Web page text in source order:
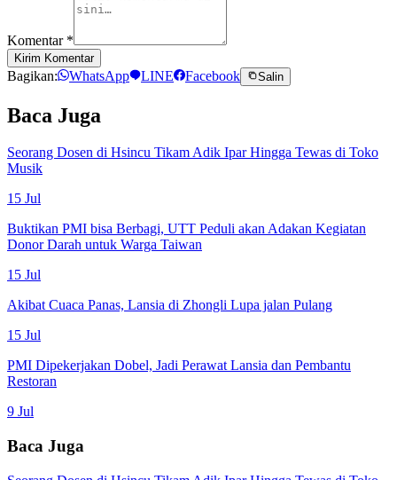
Komentar *
Kirim Komentar
Bagikan: WhatsApp LINE Facebook Salin
Baca Juga
Seorang Dosen di Hsincu Tikam Adik Ipar Hingga Tewas di Toko
Musik
15 Jul
Buktikan PMI bisa Berbagi, UTT Peduli akan Adakan Kegiatan
Donor Darah untuk Warga Taiwan
15 Jul
Akibat Cuaca Panas, Lansia di Zhongli Lupa jalan Pulang
15 Jul
PMI Dipekerjakan Dobel, Jadi Perawat Lansia dan Pembantu
Restoran
9 Jul
Baca Juga